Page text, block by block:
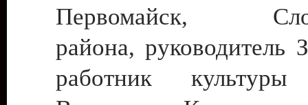
Первомайск,
района, руководитель
работник культуры